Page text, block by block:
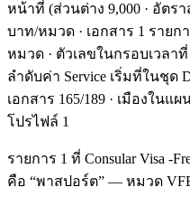
หน้าที่ (ส่วนต่าง 9,000 · อัตร
บาท/หมวด · เอกสาร 1 รายก
หมวด · ตัวเลขในกรอบเวลาที่
ลำดับค่า Service เริ่มที่ในชุด
เอกสาร 165/189 · เมืองในแผ
โปรไฟล์ 1
รายการ 1 ที่ Consular Visa -
คือ “พาสปอร์ต” — หมวด VFE